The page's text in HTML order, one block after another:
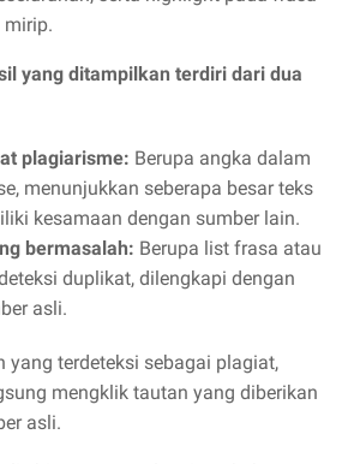
mirip.
yang ditampilkan terdiri dari dua
plagiarisme: Berupa angka dalam
menunjukkan seberapa besar teks
kesamaan dengan sumber lain.
bermasalah: Berupa list frasa atau
duplikat, dilengkapi dengan
asli.
yang terdeteksi sebagai plagiat,
mengklik tautan yang diberikan
asli.